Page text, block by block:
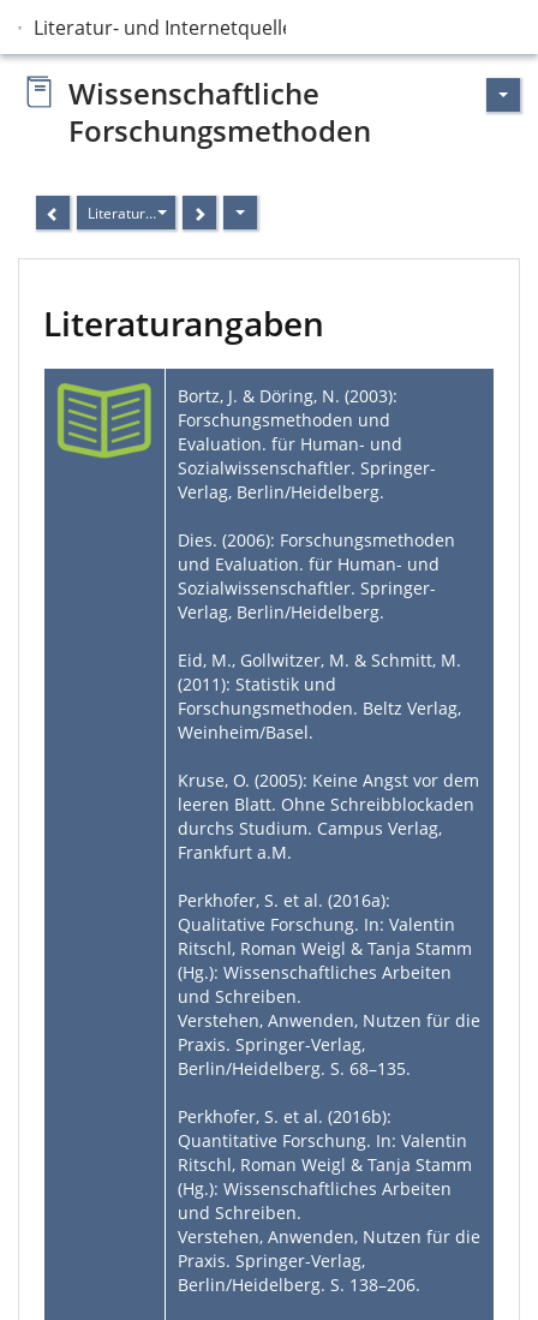
Literatur- und Internetquellen
Wissenschaftliche
Forschungsmethoden
Literaturangaben
Literaturangaben
Bortz, J. & Döring, N. (2003):
Forschungsmethoden und
Evaluation. für Human- und
Sozialwissenschaftler. Springer-
Verlag, Berlin/Heidelberg.
Dies. (2006): Forschungsmethoden
und Evaluation. für Human- und
Sozialwissenschaftler. Springer-
Verlag, Berlin/Heidelberg.
Eid, M., Gollwitzer, M. & Schmitt, M.
(2011): Statistik und
Forschungsmethoden. Beltz Verlag,
Weinheim/Basel.
Kruse, O. (2005): Keine Angst vor dem
leeren Blatt. Ohne Schreibblockaden
durchs Studium. Campus Verlag,
Frankfurt a.M.
Perkhofer, S. et al. (2016a):
Qualitative Forschung. In: Valentin
Ritschl, Roman Weigl & Tanja Stamm
(Hg.): Wissenschaftliches Arbeiten
und Schreiben.
Verstehen, Anwenden, Nutzen für die
Praxis. Springer-Verlag,
Berlin/Heidelberg. S. 68–135.
Perkhofer, S. et al. (2016b):
Quantitative Forschung. In: Valentin
Ritschl, Roman Weigl & Tanja Stamm
(Hg.): Wissenschaftliches Arbeiten
und Schreiben.
Verstehen, Anwenden, Nutzen für die
Praxis. Springer-Verlag,
Berlin/Heidelberg. S. 138–206.